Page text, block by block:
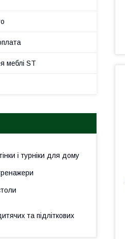
меблі ST
і турніки для дому
та підліткових